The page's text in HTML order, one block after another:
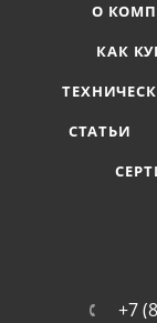
О
КАК
СТАТЬИ
+7